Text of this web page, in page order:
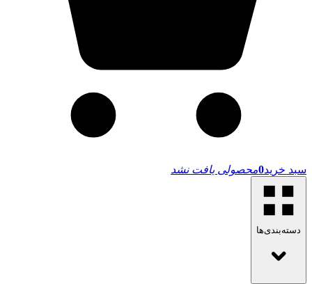
سبد خرید0محصولی یافت نشد
دسته‌بندی‌ها